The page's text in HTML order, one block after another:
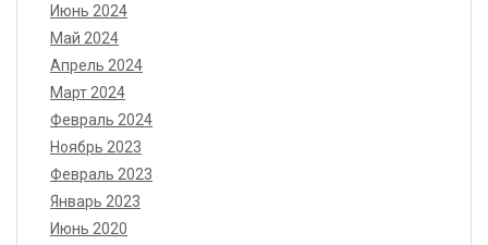
Июнь 2024
Май 2024
Апрель 2024
Март 2024
Февраль 2024
Ноябрь 2023
Февраль 2023
Январь 2023
Июнь 2020